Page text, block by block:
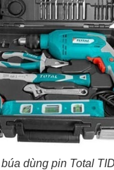
dùng pin Total